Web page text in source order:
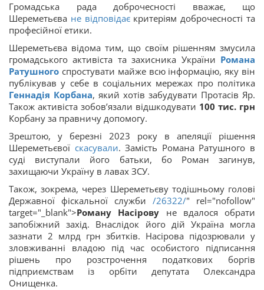
Громадська рада доброчесності вважає, що
Шереметьєва не відповідаєкритеріям доброчесності та
професійної етики.
Шереметьєва відома тим, що своїм рішенням змусила
громадського активіста та захисника України Романа
Ратушного спростувати майже всю інформацію, яку він
публікував у себе в соціальних мережах про політика
Геннадія Корбана, який хотів забудувати Протасів Яр.
Також активіста зобов’язали відшкодувати 100 тис. грн
Корбану за правничу допомогу.
Зрештою, у березні 2023 року в апеляції рішення
Шереметьєвої скасували. Замість Романа Ратушного в
суді виступали його батьки, бо Роман загинув,
захищаючи Україну в лавах ЗСУ.
Також, зокрема, через Шереметьєву тодішньому голові
Державної фіскальної служби /26322/" rel="nofollow"
target="_blank">Роману Насірову не вдалося обрати
запобіжний захід. Внаслідок його дій Україна могла
зазнати 2 млрд грн збитків. Насірова підозрювали у
зловживанні владою під час особистого підписання
рішень про розстрочення податкових боргів
підприємствам із орбіти депутата Олександра
Онищенка.